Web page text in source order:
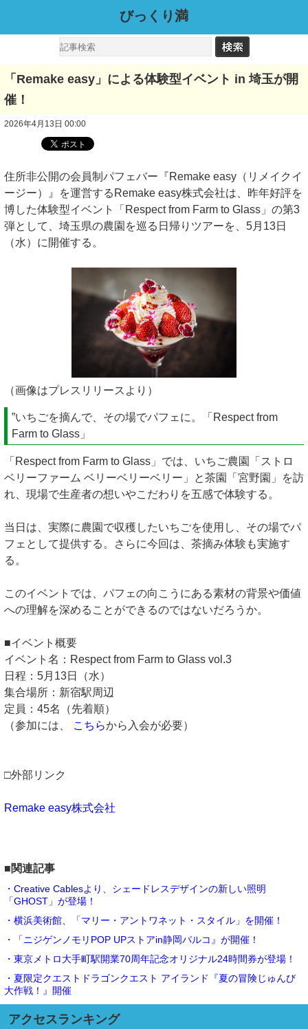
びっくり満
「Remake easy」による体験型イベント in 埼玉が開
催！
2026年4月13日 00:00
住所非公開の会員制パフェバー『Remake easy（リメイクイ
ージー）』を運営するRemake easy株式会社は、昨年好評を
博した体験型イベント「Respect from Farm to Glass」の第3
弾として、埼玉県の農園を巡る日帰りツアーを、5月13日
（水）に開催する。
（画像はプレスリリースより）
”いちごを摘んで、その場でパフェに。「Respect from
Farm to Glass」
「Respect from Farm to Glass」では、いちご農園「ストロ
ベリーファーム ベリーベリーベリー」と茶園「宮野園」を訪
れ、現場で生産者の想いやこだわりを五感で体験する。
当日は、実際に農園で収穫したいちごを使用し、その場でパ
フェとして提供する。さらに今回は、茶摘み体験も実施す
る。
このイベントでは、パフェの向こうにある素材の背景や価値
への理解を深めることができるのではないだろうか。
■イベント概要
イベント名：Respect from Farm to Glass vol.3
日程：5月13日（水）
集合場所：新宿駅周辺
定員：45名（先着順）
（参加には、
こちらから入会が必要）
□外部リンク
Remake easy株式会社
■関連記事
・Creative Cablesより、シェードレスデザインの新しい照明
「GHOST」が登場！
・横浜美術館、「マリー・アントワネット・スタイル」を開催！
・「ニジゲンノモリPOP UPストアin静岡パルコ』が開催！
・東京メトロ大手町駅開業70周年記念オリジナル24時間券が登場！
・夏限定クエストドラゴンクエスト アイランド『夏の冒険じゅんび
大作戦！』開催
アクセスランキング